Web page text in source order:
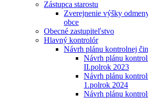
Zástupca starostu
Zverejnenie výšky
obce
Obecné zastupiteľstvo
Hlavný kontrolór
Návrh plánu kontrolnej
Návrh plánu
II.polrok 2023
Návrh plánu
1.polrok 2024
Návrh plánu